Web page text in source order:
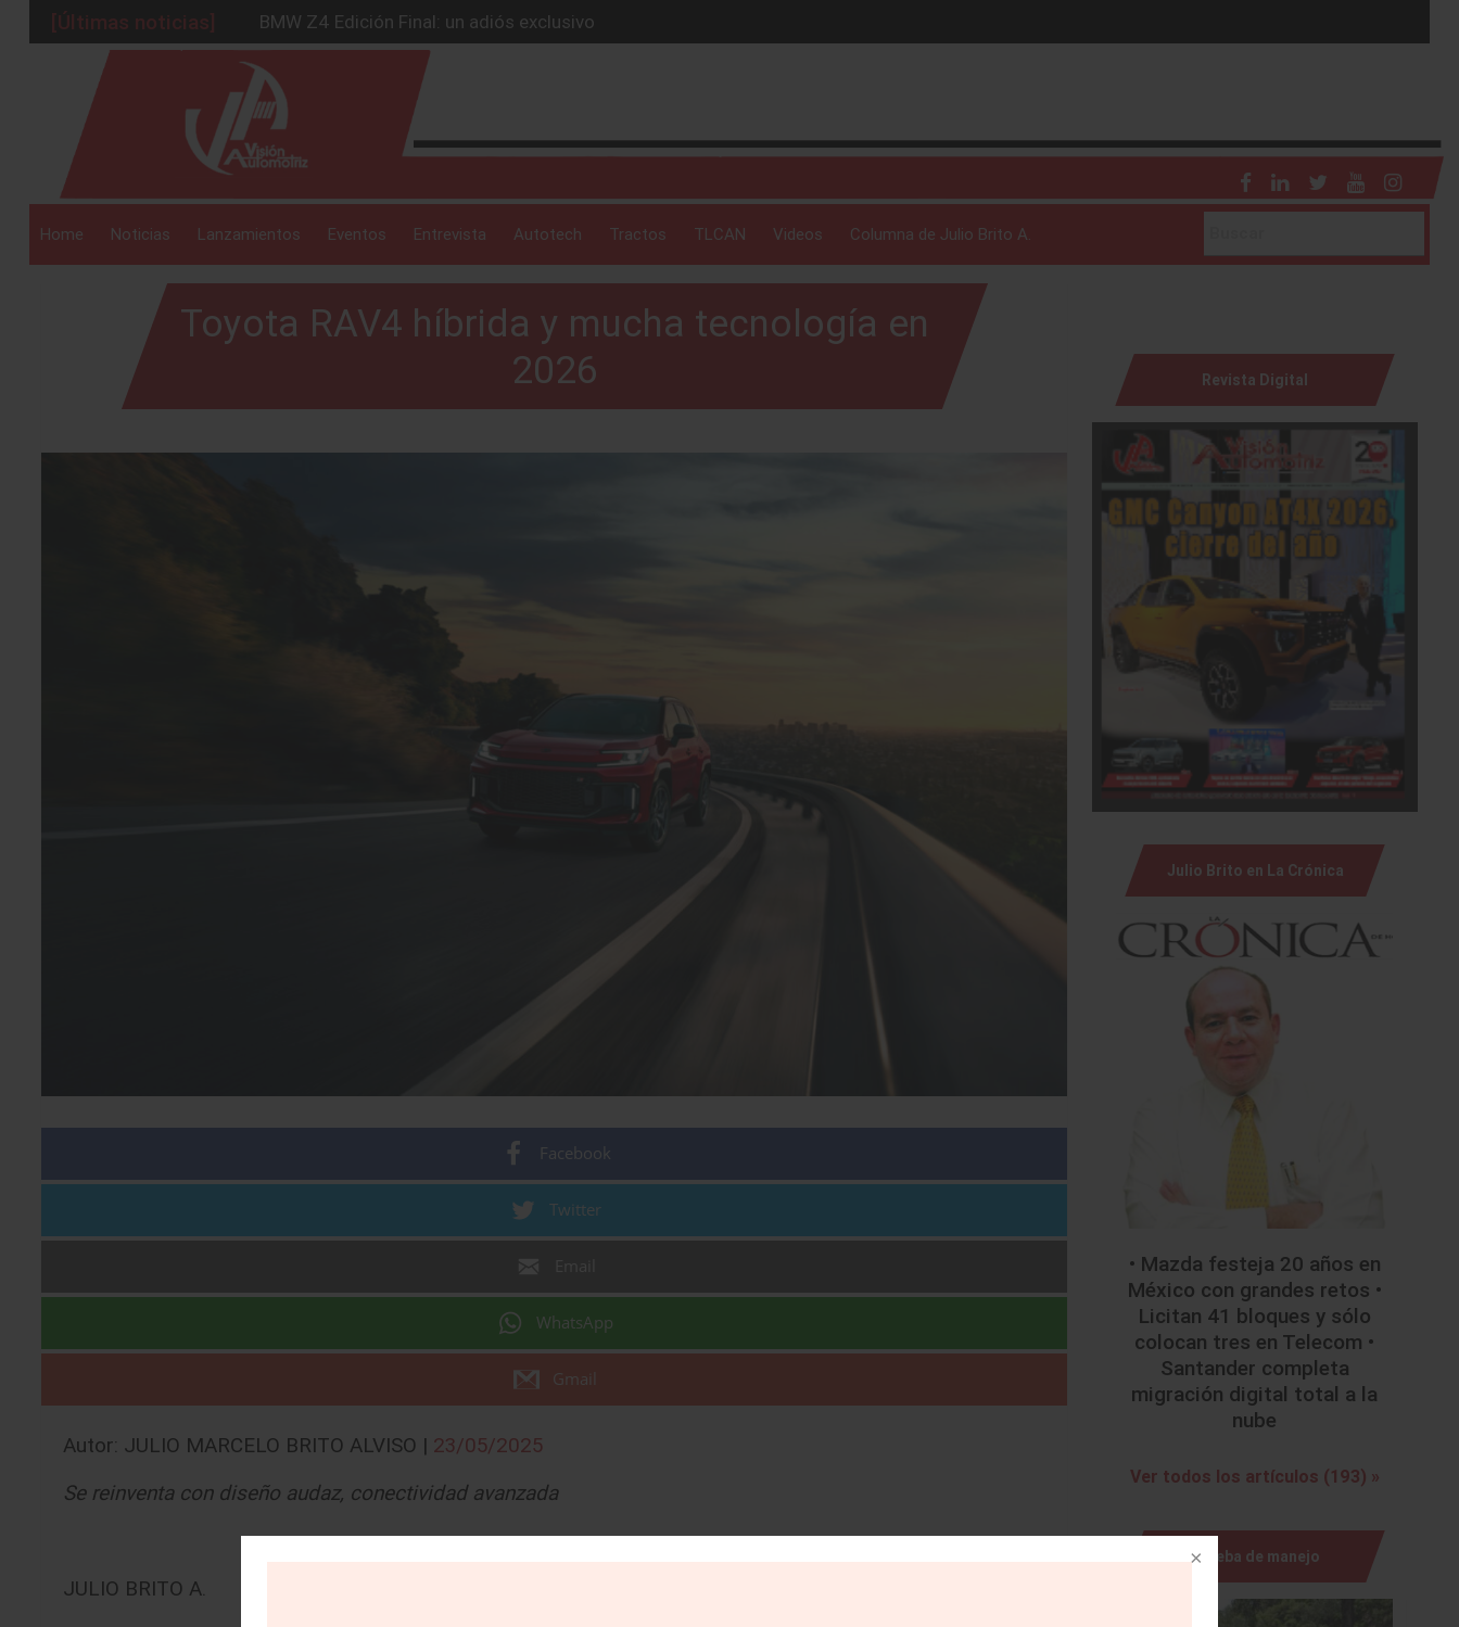
[Últimas noticias]
Ford Edge Híbrida: la SUV que evoluciona
Ventas se estabilizan: INEGI
Será 2026, año de evolución profunda: Peñafiel
Chirey lanzará su primera pick-up en 2026
Home Noticias Lanzamientos Eventos Entrevista Autotech Tractos TLCAN Videos Columna de Julio Brito A.
Toyota RAV4 híbrida y mucha tecnología en
2026
Facebook
Twitter
WhatsApp
Gmail
Autor: JULIO MARCELO BRITO ALVISO | 23/05/2025
Se reinventa con diseño audaz, conectividad avanzada
JULIO BRITO A.
Revista Digital
Julio Brito en La Crónica
• Mazda festeja 20 años en
México con grandes retos •
Licitan 41 bloques y sólo
colocan tres en Telecom •
Santander completa
migración digital total a la
nube
Ver todos los artículos (193) »
Prueba de manejo